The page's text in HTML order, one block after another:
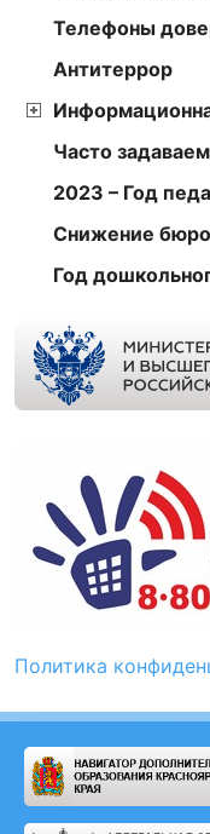
Телефоны
Антитеррор
Часто
2023 – Год
Снижение
Год
Политика